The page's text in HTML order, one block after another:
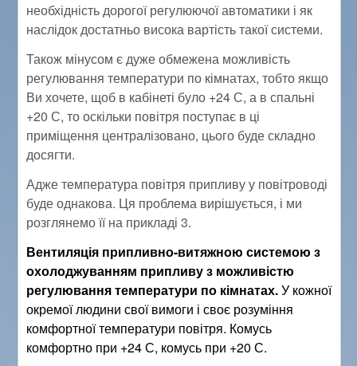
необхідність дорогої регулюючої автоматики і як
наслідок достатньо висока вартість такої системи.
Також мінусом є дуже обмежена можливість
регулювання температури по кімнатах, тобто якщо
Ви хочете, щоб в кабінеті було +24 С, а в спальні
+20 С, то оскільки повітря поступає в ці
приміщення централізовано, цього буде складно
досягти.
Адже температура повітря припливу у повітроводі
буде однакова. Ця проблема вирішується, і ми
розглянемо її на прикладі 3.
Вентиляція припливно-витяжною системою з
охолоджуванням припливу з можливістю
регулювання температури по кімнатах.У кожної
окремої людини свої вимоги і своє розуміння
комфортної температури повітря. Комусь
комфортно при +24 С, комусь при +20 С.